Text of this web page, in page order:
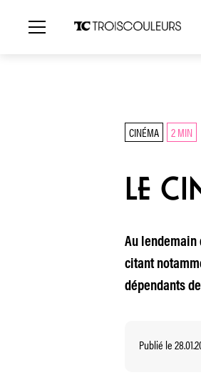
CINÉMA 2 MIN
LE
Au lendemain
citant
dépendants
Publié le